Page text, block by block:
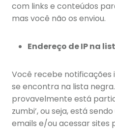
com links e conteúdos
mas você não os enviou.
Endereço de IP na
Você recebe notificações
se encontra na lista
provavelmente está
zumbi’, ou seja, está
emails e/ou acessar sites